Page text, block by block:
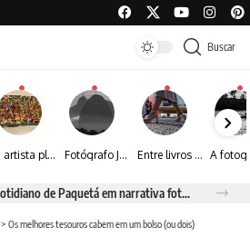
Buscar
O artista plástico Jorge Luiz transforma sustentabilidade e criatividade em arte contemporânea Fotógrafo José Roberto apresenta um olhar sensível sobre arquitetura, formas e luz na fotografia Entre livros e fotografia autoral, Sebastião Reis consolida uma trajetória marcada pelo olhar artístico
Júlia Motta transforma o cotidiano de Paquetá em narrativa fotográfica sensível
> Os melhores tesouros cabem em um bolso (ou dois)